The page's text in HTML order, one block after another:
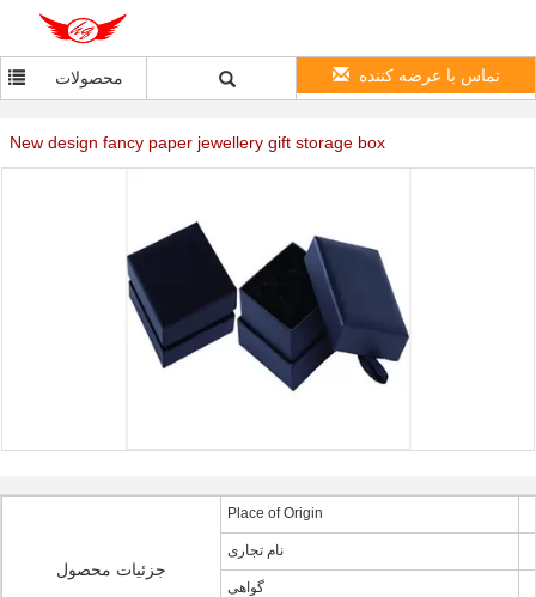
محصولات تماس با عرضه کننده
New design fancy paper jewellery gift storage box
جزئیات محصول
Place of Origin
نام تجاری
گواهی